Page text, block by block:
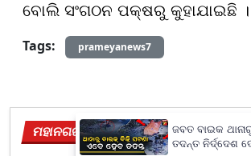
ବୋଲି ସଂଗଠନ ପକ୍ଷରୁ କୁହାଯାଇଛି ।
Tags:
prameyanews7
ମହାନଗର
ଜବତ ବାଇକ
ତଦନ୍ତ ନିର୍ଦ୍ଦେଶ